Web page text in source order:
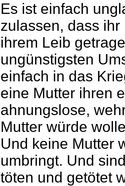
Es ist einfach
zulassen, dass
ihrem Leib
ungünstigsten
einfach in das
eine Mutter ihren
ahnungslose,
Mutter würde
Und keine Mutter
umbringt. Und
töten und getötet